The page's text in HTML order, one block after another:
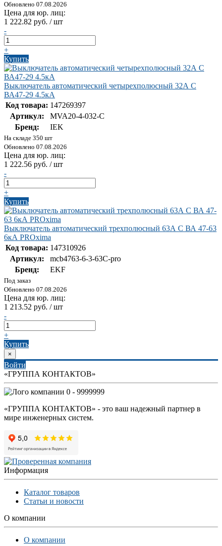
Обновлено 07.08.2026
Цена для юр. лиц:
1 222.82 руб. / шт
-
+
Купить
Выключатель автоматический четырехполюсный 32А С
ВА47-29 4.5кА
Код товара: 147269397
Артикул:
MVA20-4-032-C
Бренд:
IEK
На складе 350 шт
Обновлено 07.08.2026
Цена для юр. лиц:
1 222.56 руб. / шт
-
+
Купить
Выключатель автоматический трехполюсный 63А C ВА 47-63
6кА PROxima
Код товара: 147310926
Артикул:
mcb4763-6-3-63C-pro
Бренд:
EKF
Под заказ
Обновлено 07.08.2026
Цена для юр. лиц:
1 213.52 руб. / шт
-
+
Купить
×
Войти
«ГРУППА КОНТАКТОВ»
0 - 9999999
«ГРУППА КОНТАКТОВ» - это ваш надежный партнер в
мире инженерных систем.
Информация
Каталог товаров
Статьи и новости
О компании
О компании